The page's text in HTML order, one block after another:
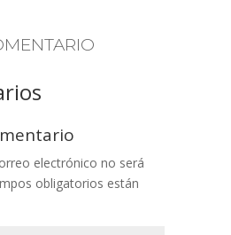
electrónico no será
obligatorios están